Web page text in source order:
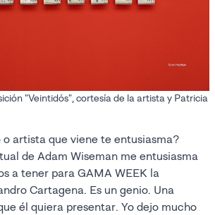
"Veintidós", cortesía de la artista y Patricia
artista que viene te entusiasma?
de Adam Wiseman me entusiasma
a tener para GAMA WEEK la
Cartagena. Es un genio. Una
él quiera presentar. Yo dejo mucho